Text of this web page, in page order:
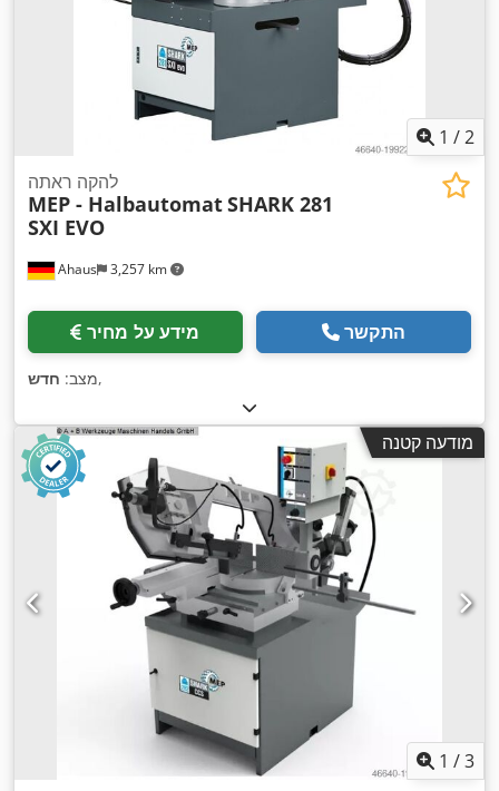
1 /2
Ahaus 3,257 km
להקה ראתה
MEP - HalbautomatSHARK 281
SXI EVO
מידע על מחיר התקשר
מצב: חדש ,
מודעה קטנה
1 /3